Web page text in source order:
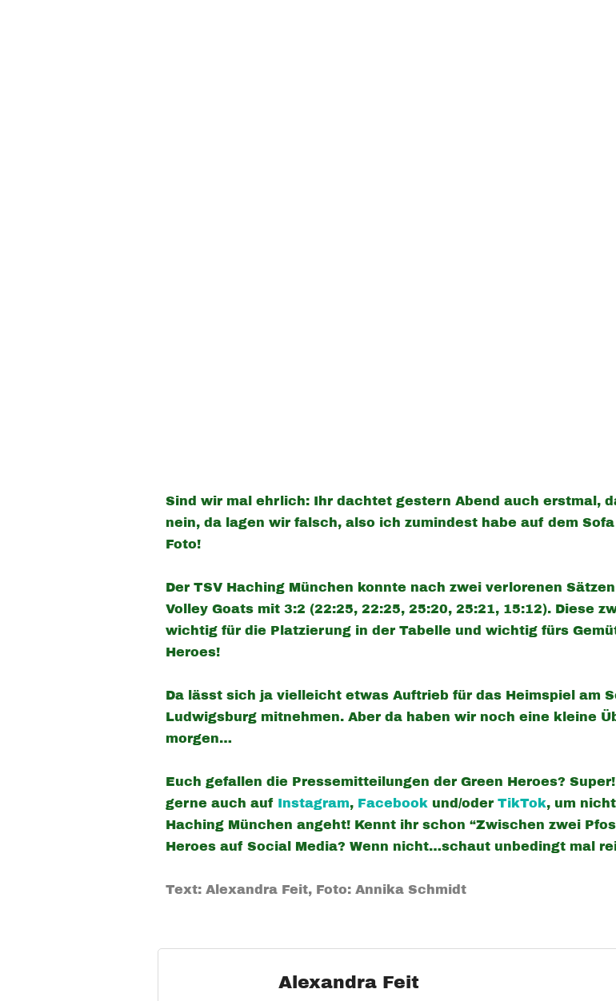
Sind wir mal ehrlich: Ihr dachtet gestern Abend auch erstmal,
nein, da lagen wir falsch, also ich zumindest habe auf dem
Foto!
Der TSV Haching München konnte nach zwei verlorenen
Volley Goats mit 3:2 (22:25, 22:25, 25:20, 25:21, 15:12). Diese
wichtig für die Platzierung in der Tabelle und wichtig fürs
Heroes!
Da lässt sich ja vielleicht etwas Auftrieb für das Heimspiel am
Ludwigsburg mitnehmen. Aber da haben wir noch eine kleine
morgen…
Euch gefallen die Pressemitteilungen der Green Heroes?
gerne auch auf Instagram, Facebook und/oder TikTok, um
Haching München angeht! Kennt ihr schon “Zwischen zwei
Heroes auf Social Media? Wenn nicht…schaut unbedingt mal
Text: Alexandra Feit, Foto: Annika Schmidt
Alexandra Feit